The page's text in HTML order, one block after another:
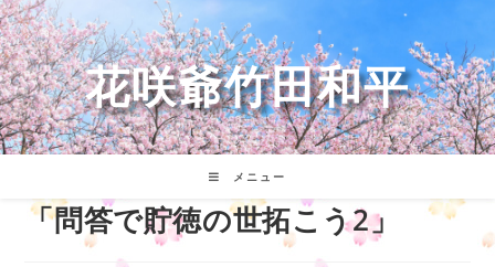
コ
ン
テ
ン
ツ
へ
ス
花咲爺竹田和平
メニュー
「問答で貯徳の世拓こう2」